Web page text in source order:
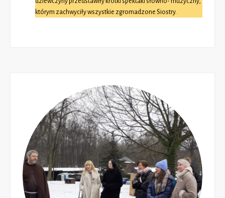
którym zachwyciły wszystkie zgromadzone Siostry.